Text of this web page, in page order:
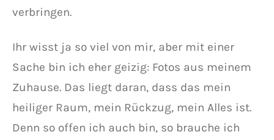
verbringen.
Ihr wisst ja so viel von mir, aber mit einer
Sache bin ich eher geizig: Fotos aus meinem
Zuhause. Das liegt daran, dass das mein
heiliger Raum, mein Rückzug, mein Alles ist.
Denn so offen ich auch bin, so brauche ich